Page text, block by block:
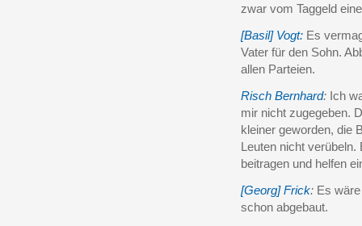
zwar vom Taggeld
[Basil] Vogt: Es
Vater für den Sohn.
allen Parteien.
Risch Bernhard: Ich
mir nicht zugegeben.
kleiner geworden, die
Leuten nicht
beitragen und helfen
[Georg] Frick: Es
schon abgebaut.